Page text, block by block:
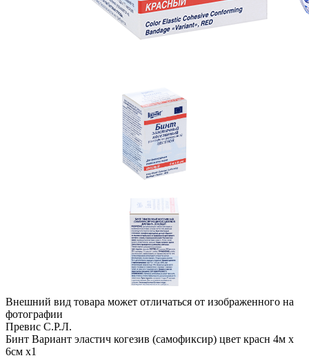
Внешний вид товара может отличаться от изображенного на
фотографии
Превис С.Р.Л.
Бинт Вариант эластич когезив (самофиксир) цвет красн 4м х
6см x1